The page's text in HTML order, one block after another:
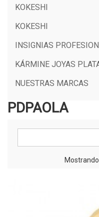
KOKESHI
KOKESHI
INSIGNIAS
KÁRMINE JOYAS
NUESTRAS MARCAS
PDPAOLA